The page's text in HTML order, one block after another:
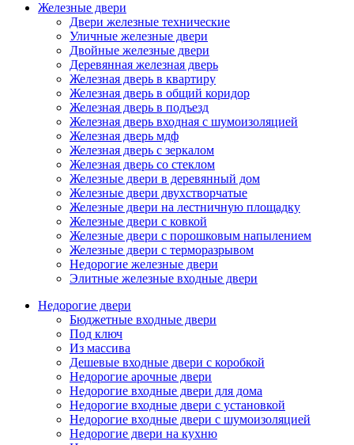
Железные двери
Двери железные технические
Уличные железные двери
Двойные железные двери
Деревянная железная дверь
Железная дверь в квартиру
Железная дверь в общий коридор
Железная дверь в подъезд
Железная дверь входная с шумоизоляцией
Железная дверь мдф
Железная дверь с зеркалом
Железная дверь со стеклом
Железные двери в деревянный дом
Железные двери двухстворчатые
Железные двери на лестничную площадку
Железные двери с ковкой
Железные двери с порошковым напылением
Железные двери с терморазрывом
Недорогие железные двери
Элитные железные входные двери
Недорогие двери
Бюджетные входные двери
Под ключ
Из массива
Дешевые входные двери с коробкой
Недорогие арочные двери
Недорогие входные двери для дома
Недорогие входные двери с установкой
Недорогие входные двери с шумоизоляцией
Недорогие двери на кухню